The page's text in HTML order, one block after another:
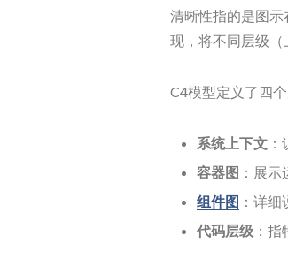
清晰性指的是图
现，将不同层级（
C4模型定义了四个
系统上下文
容器图 ：展
组件图 ：详细
代码层级 ：